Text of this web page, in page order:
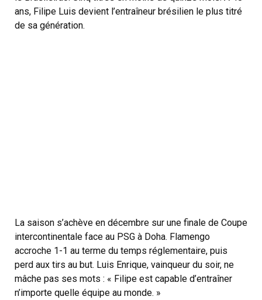
ans, Filipe Luis devient l’entraîneur brésilien le plus titré
de sa génération.
La saison s’achève en décembre sur une finale de Coupe
intercontinentale face au PSG à Doha. Flamengo
accroche 1-1 au terme du temps réglementaire, puis
perd aux tirs au but. Luis Enrique, vainqueur du soir, ne
mâche pas ses mots : « Filipe est capable d’entraîner
n’importe quelle équipe au monde. »